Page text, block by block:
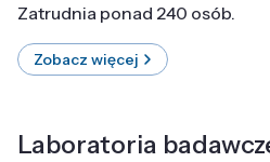
Zatrudnia ponad 240 osób.
Zobacz więcej
Laboratoria